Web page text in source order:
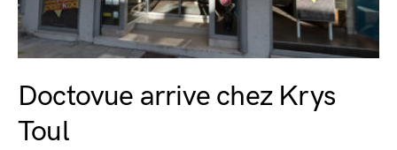
Doctovue arrive chez Krys
Toul